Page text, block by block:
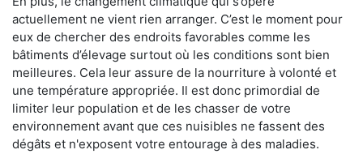
actuellement ne vient rien arranger. C’est le moment pour
eux de chercher des endroits favorables comme les
bâtiments d’élevage surtout où les conditions sont bien
meilleures. Cela leur assure de la nourriture à volonté et
une température appropriée. Il est donc primordial de
limiter leur population et de les chasser de votre
environnement avant que ces nuisibles ne fassent des
dégâts et n'exposent votre entourage à des maladies.